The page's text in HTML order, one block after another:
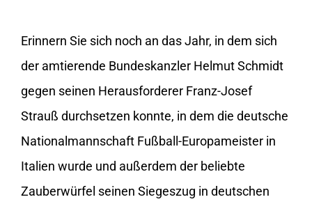
Erinnern Sie sich noch an das Jahr, in dem sich
der amtierende Bundeskanzler Helmut Schmidt
gegen seinen Herausforderer Franz-Josef
Strauß durchsetzen konnte, in dem die deutsche
Nationalmannschaft Fußball-Europameister in
Italien wurde und außerdem der beliebte
Zauberwürfel seinen Siegeszug in deutschen